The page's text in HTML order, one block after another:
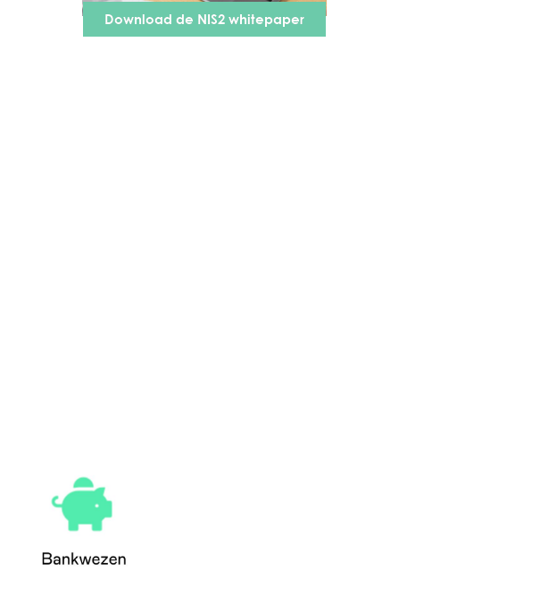
Download de NIS2 whitepaper